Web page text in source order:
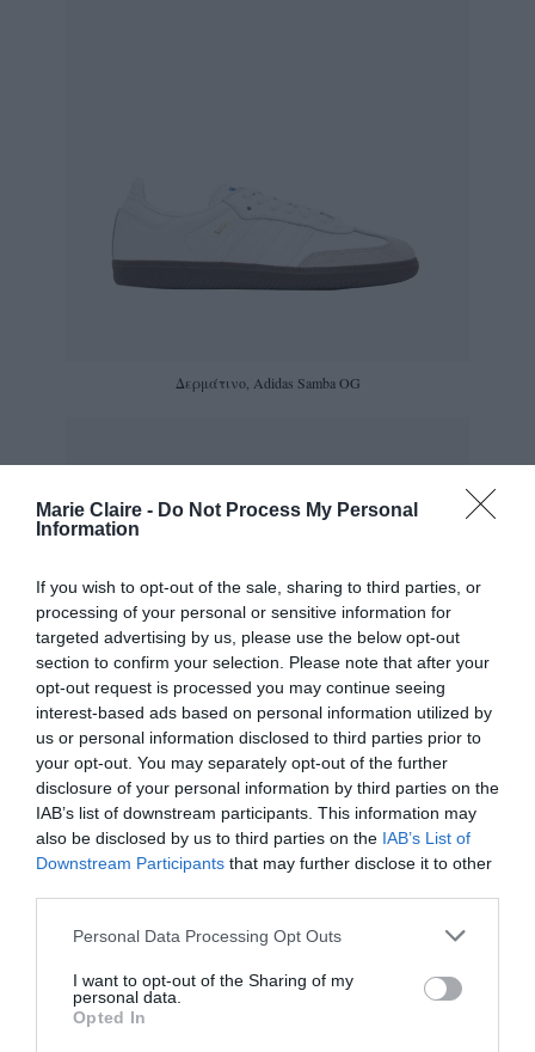
Marie Claire - Do Not Process My Personal
Information
If you wish to opt-out of the sale, sharing to third parties, or
processing of your personal or sensitive information for
targeted advertising by us, please use the below opt-out
section to confirm your selection. Please note that after your
opt-out request is processed you may continue seeing
interest-based ads based on personal information utilized by
us or personal information disclosed to third parties prior to
your opt-out. You may separately opt-out of the further
disclosure of your personal information by third parties on the
IAB’s list of downstream participants. This information may
also be disclosed by us to third parties on the IAB’s List of
Downstream Participants that may further disclose it to other
Personal Data Processing Opt Outs
I want to opt-out of the Sharing of my
personal data.
Opted In
Δερμάτινο, Adidas Samba OG
Chloe Nama, Kalogirou